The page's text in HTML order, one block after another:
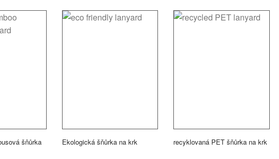
šňůrka
Ekologická šňůrka na krk recyklovaná PET šňůrka na krk